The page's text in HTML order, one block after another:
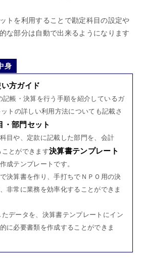
トを利用することで勘定科目の設定や
な部分は自動で出来るようになります
身
方ガイド
記帳・決算を行う手順を紹介しているガ
トの詳しい利用方法についても記載さ
・部門セット
目や、定款に記載した部門を、会計
とができます決算書テンプレート
成テンプレートです。
決算書を作り、手打ちでＮＰＯ用の決
非常に業務を効率化することができま
データを、決算書テンプレートにイン
に必要書類を作成することができま